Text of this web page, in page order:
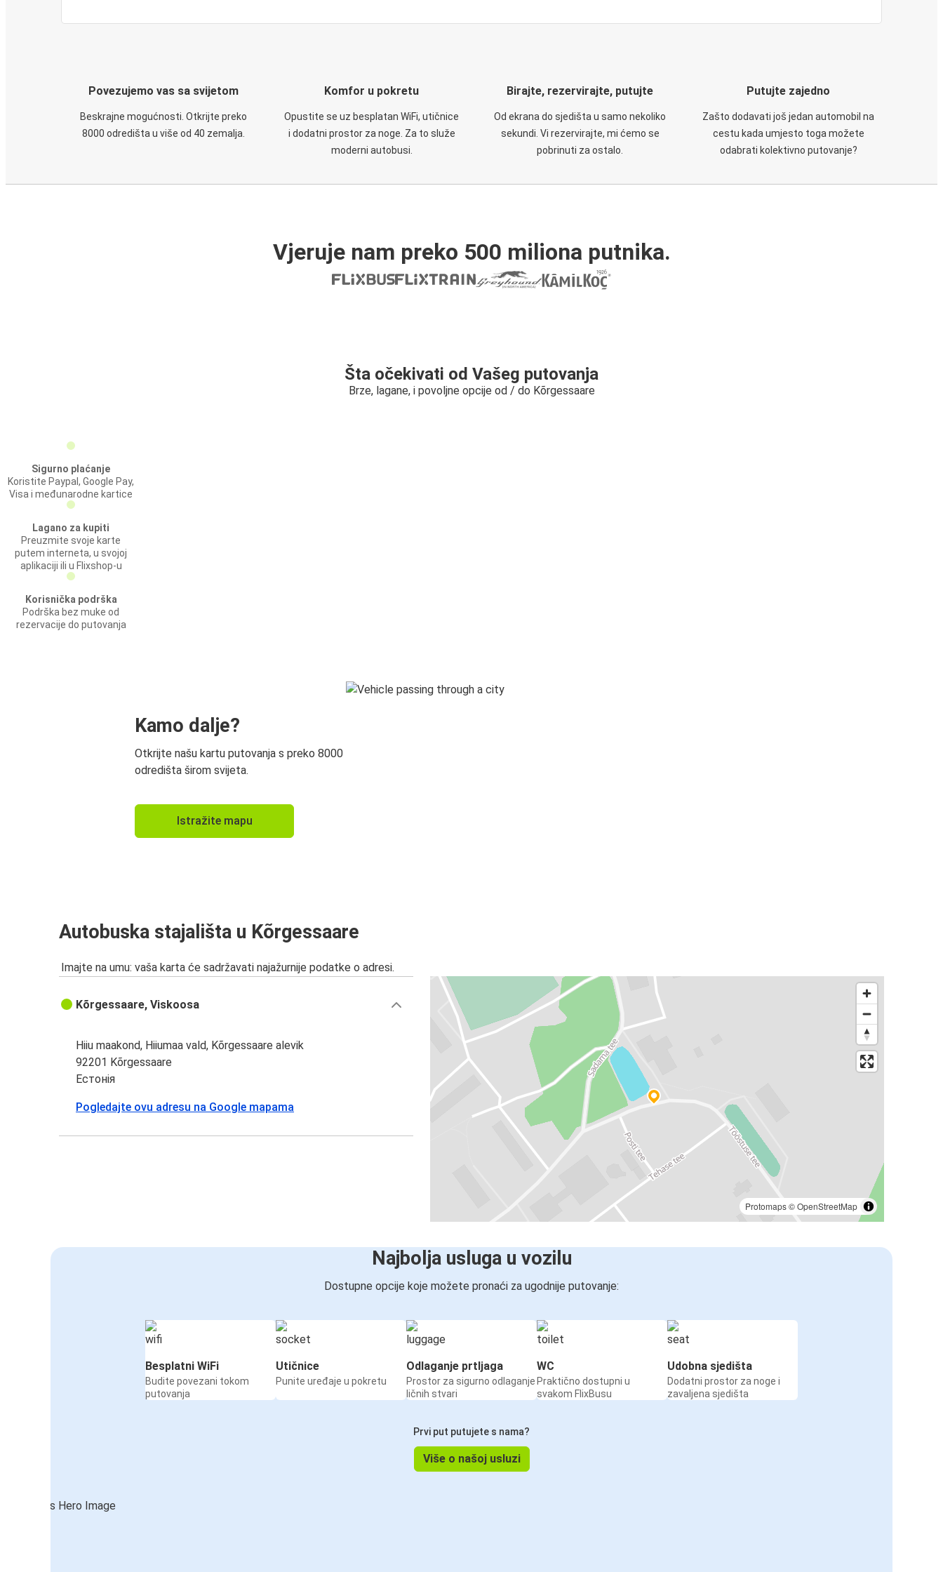
Povezujemo vas sa svijetom
Beskrajne mogućnosti. Otkrijte preko
8000 odredišta u više od 40 zemalja.
Komfor u pokretu
Opustite se uz besplatan WiFi, utičnice
i dodatni prostor za noge. Za to služe
moderni autobusi.
Birajte, rezervirajte, putujte
Od ekrana do sjedišta u samo nekoliko
sekundi. Vi rezervirajte, mi ćemo se
pobrinuti za ostalo.
Putujte zajedno
Zašto dodavati još jedan automobil na
cestu kada umjesto toga možete
odabrati kolektivno putovanje?
Vjeruje nam preko 500 miliona putnika.
Šta očekivati od Vašeg putovanja
Brze, lagane, i povoljne opcije od / do Kõrgessaare
Sigurno plaćanje
Koristite Paypal, Google Pay,
Visa i međunarodne kartice
Lagano za kupiti
Preuzmite svoje karte
putem interneta, u svojoj
aplikaciji ili u Flixshop-u
Korisnička podrška
Podrška bez muke od
rezervacije do putovanja
Kamo dalje?
Otkrijte našu kartu putovanja s preko 8000
odredišta širom svijeta.
Istražite mapu
Autobuska stajališta u Kõrgessaare
Imajte na umu: vaša karta će sadržavati najažurnije podatke o adresi.
Protomaps©OpenStreetMap
Kõrgessaare, Viskoosa
Hiiu maakond, Hiiumaa vald, Kõrgessaare alevik
92201 Kõrgessaare
Естонія
Pogledajte ovu adresu na Google mapama
Najbolja usluga u vozilu
Dostupne opcije koje možete pronaći za ugodnije putovanje:
Besplatni WiFi
Budite povezani tokom
putovanja
Utičnice
Punite uređaje u pokretu
Odlaganje prtljaga
Prostor za sigurno odlaganje
ličnih stvari
WC
Praktično dostupni u
svakom FlixBusu
Udobna sjedišta
Dodatni prostor za noge i
zavaljena sjedišta
Prvi put putujete s nama?
Više o našoj usluzi